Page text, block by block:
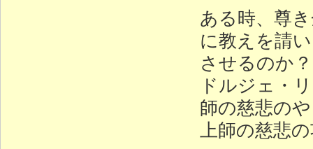
ある時、尊
に教えを請
させるのか
ドルジェ・
師の慈悲の
上師の慈悲